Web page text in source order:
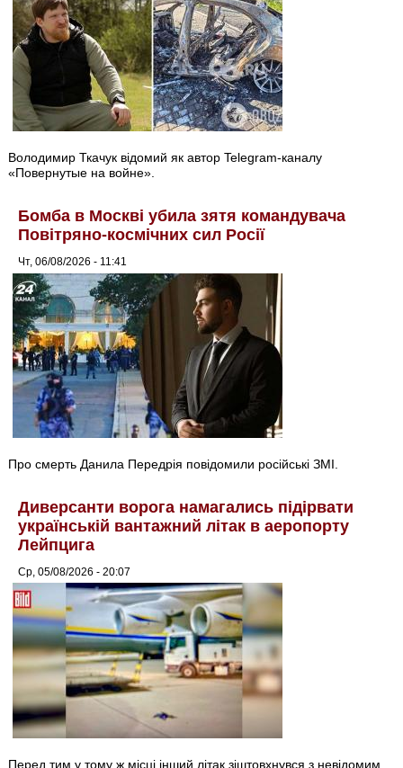
Володимир Ткачук відомий як автор Telegram-каналу
«Повернутые на войне».
Бомба в Москві убила зятя командувача
Повітряно-космічних сил Росії
Чт, 06/08/2026 - 11:41
Про смерть Данила Передрія повідомили російські ЗМІ.
Диверсанти ворога намагались підірвати
українській вантажний літак в аеропорту
Лейпцига
Ср, 05/08/2026 - 20:07
Перед тим у тому ж місці інший літак зіштовхнувся з невідомим